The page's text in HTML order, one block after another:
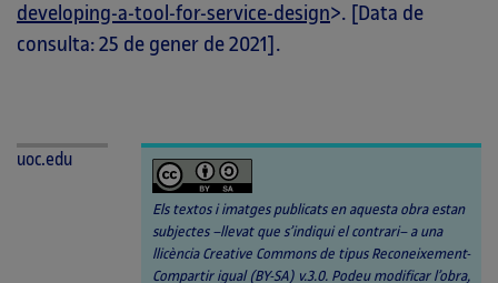
developing-a-tool-for-service-design>. [Data de
consulta: 25 de gener de 2021].
uoc.edu
Els textos i imatges publicats en aquesta obra estan
subjectes –llevat que s’indiqui el contrari– a una
llicència Creative Commons de tipus Reconeixement-
Compartir igual (BY-SA) v.3.0. Podeu modificar l’obra,